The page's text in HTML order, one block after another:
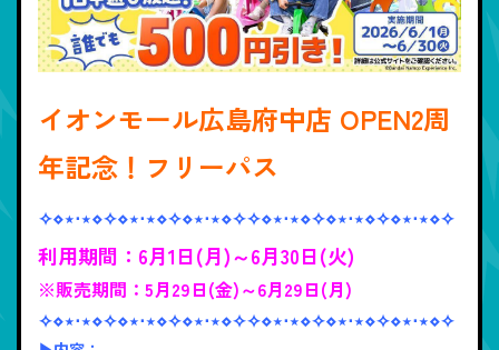
イオンモール広島府中店 OPEN2周
年記念！フリーパス
✧⋄⋆⋅⋆⋄✧⋄⋆⋅⋆⋄✧⋄⋆⋅⋆⋄✧✧⋄⋆⋅⋆⋄✧⋄⋆⋅⋆⋄✧⋄⋆⋅⋆⋄✧
利用期間：6月1日(月)～6月30日(火)
※販売期間：5月29日(金)～6月29日(月)
✧⋄⋆⋅⋆⋄✧⋄⋆⋅⋆⋄✧⋄⋆⋅⋆⋄✧✧⋄⋆⋅⋆⋄✧⋄⋆⋅⋆⋄✧⋄⋆⋅⋆⋄✧